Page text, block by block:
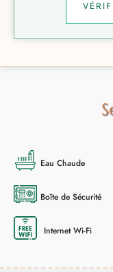
Eau Chaude
Boîte de Sécurité
Internet Wi-Fi